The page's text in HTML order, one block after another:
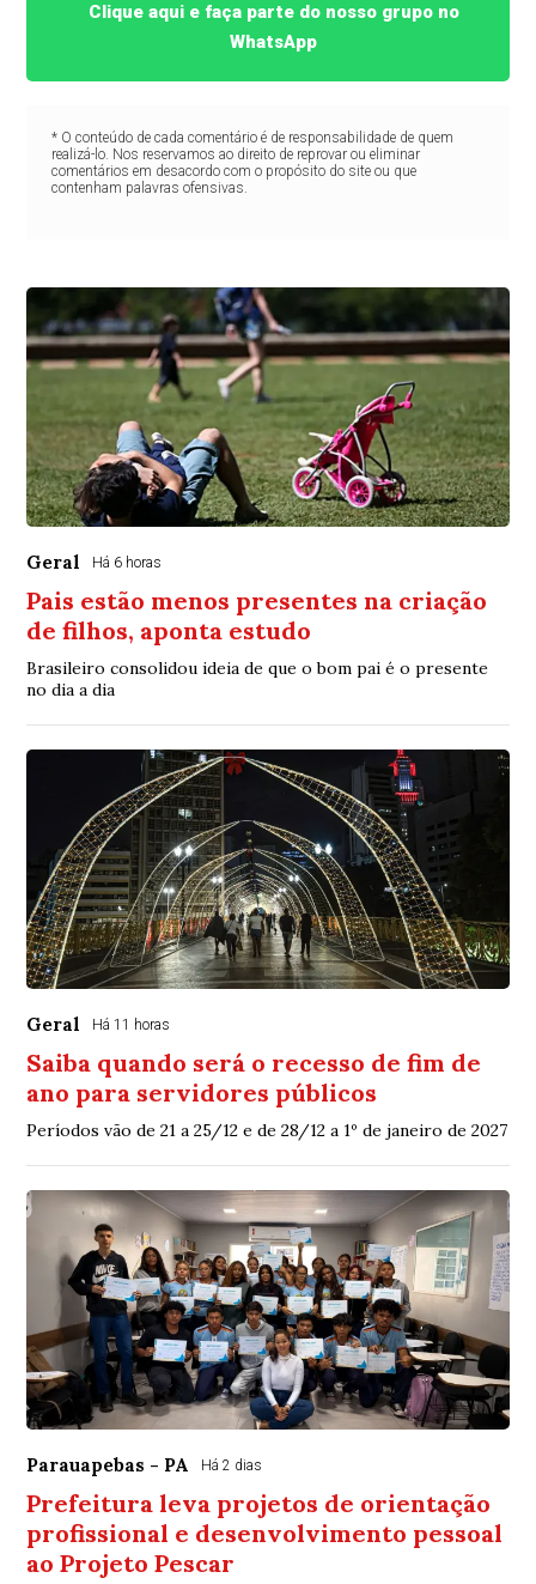
Clique aqui e faça parte do nosso grupo no
WhatsApp
* O conteúdo de cada comentário é de responsabilidade de quem
realizá-lo. Nos reservamos ao direito de reprovar ou eliminar
comentários em desacordo com o propósito do site ou que
contenham palavras ofensivas.
Geral Há 6 horas
Pais estão menos presentes na criação
de filhos, aponta estudo
Brasileiro consolidou ideia de que o bom pai é o presente
no dia a dia
Geral Há 11 horas
Saiba quando será o recesso de fim de
ano para servidores públicos
Períodos vão de 21 a 25/12 e de 28/12 a 1º de janeiro de 2027
Parauapebas - PA Há 2 dias
Prefeitura leva projetos de orientação
profissional e desenvolvimento pessoal
ao Projeto Pescar